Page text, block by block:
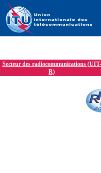
Secteur des radiocommunications (UIT-
R)